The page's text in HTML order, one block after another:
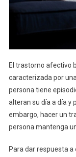
El trastorno afectivo
caracterizada por
persona tiene
alteran su día a día y
embargo, hacer un
persona mantenga
Para dar respuesta